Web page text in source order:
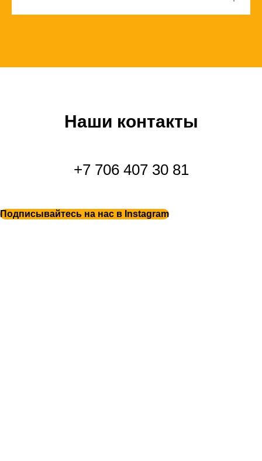
Наши контакты
+7 706 407 30 81
Подписывайтесь на нас в Instagram